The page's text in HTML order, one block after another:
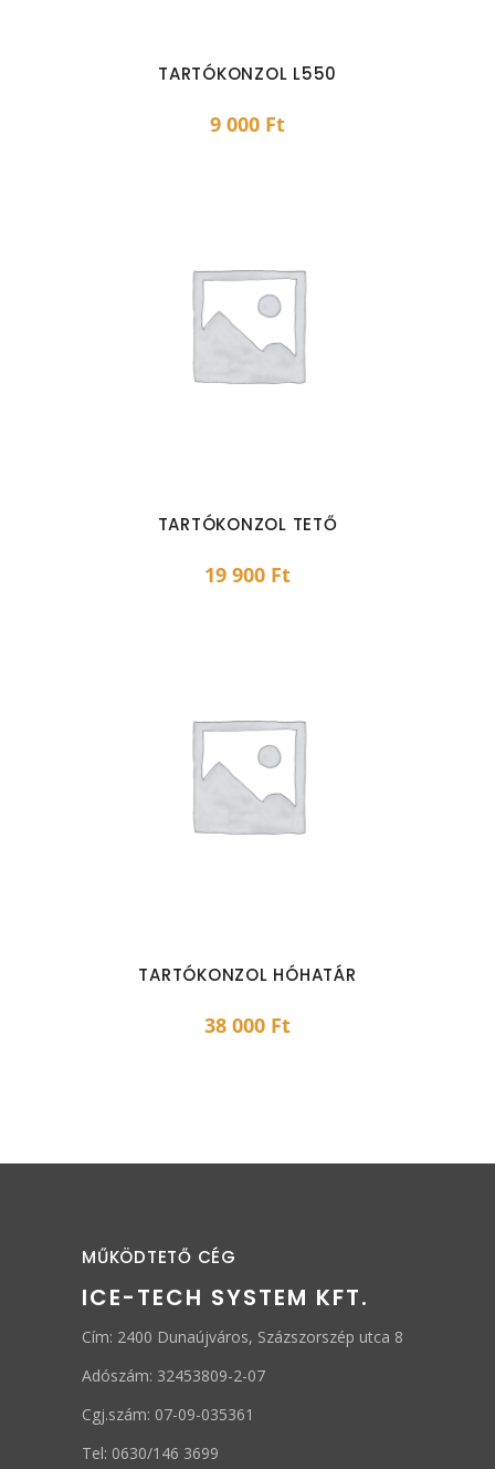
TARTÓKONZOL L550
9 000 Ft
TARTÓKONZOL TETŐ
19 900 Ft
TARTÓKONZOL HÓHATÁR
38 000 Ft
MŰKÖDTETŐ CÉG
ICE-TECH SYSTEM KFT.
Cím: 2400 Dunaújváros, Százszorszép utca 8
Adószám: 32453809-2-07
Cgj.szám: 07-09-035361
Tel: 0630/146 3699